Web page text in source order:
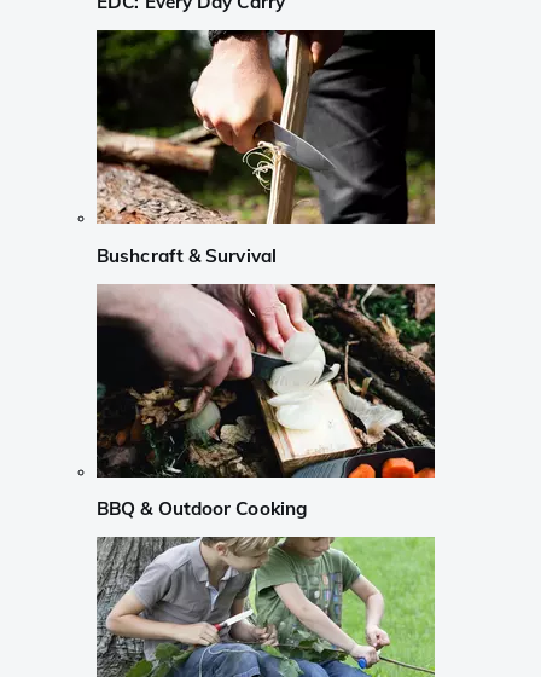
Bushcraft & Survival
BBQ & Outdoor Cooking